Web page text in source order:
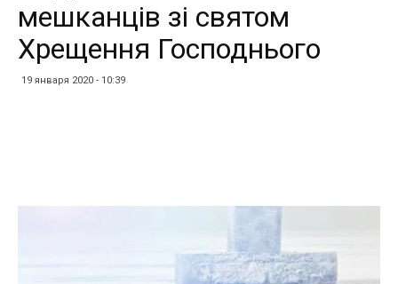
мешканців зі святом
Хрещення Господнього
19 января 2020 - 10:39